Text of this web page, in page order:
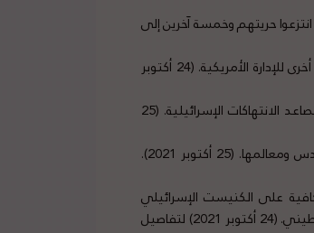
حريتهم وخمسة آخرين إلى
وزارة الخارجية الفلسطينية: طرح مناقصات لبناء وحدات استيطانية جديدة صفعة أخرى للإدارة الأمريكية. (24 أكتوبر
بعثتا فلسطين في جنيف وبيرن توجهان رسائل عاجلة للمنظمات الدولية حول تصاعد الانتهاكات الإسرائيلية. (25
وزير شؤون القدس يحذر من التصعيد الاسرائيلي الخطير ضد سكان مدينة القدس ومعالمها. (25 أكتوبر 2021).
على الكنيست الإسرائيلي
للتوقف عن سنّ قوانين تشرعن جرائم الاحتلال وانتهاكاته لحقوق الإنسان الفلسطيني. (24 أكتوبر 2021) لتفاصيل